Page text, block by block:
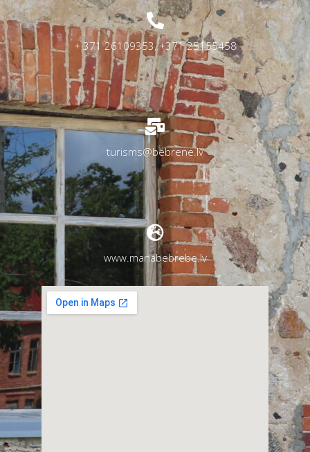
+ 371 26109353, +371 25155458
turisms@bebrene.lv
www.manabebrebe.lv